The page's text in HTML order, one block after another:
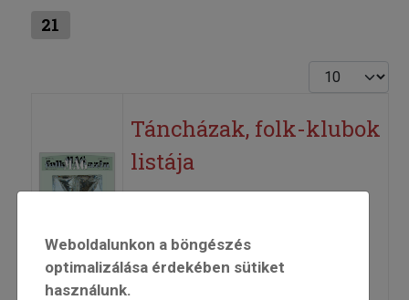
21
Tételek #
Táncházak, folk-klubok
listája
anonim
=>
Weboldalunkon a böngészés
optimalizálása érdekében sütiket
használunk.